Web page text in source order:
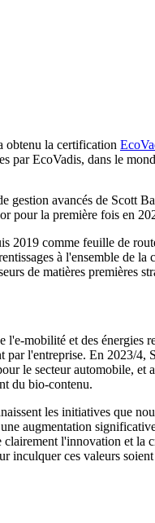
obtenu la certification
par EcoVadis, dans le
gestion avancés de Scott
pour la première fois en
2019 comme feuille de
à l'ensemble de
de matières premières
l'e-mobilité et des
par l'entreprise. En 2023/
le secteur automobile,
du bio-contenu.
les initiatives que
augmentation
l'innovation et la
inculquer ces valeurs